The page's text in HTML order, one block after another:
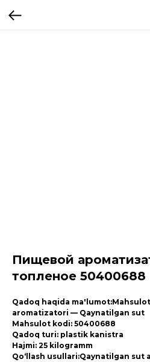
Пищевой
топленое 50400688
Qadoq haqida
aromatizatori — Qaynatilgan sut
Mahsulot kodi: 50400688
Qadoq turi: plastik kanistra
Hajmi: 25 kilogramm
Qo‘llash usullari:Qaynatilgan